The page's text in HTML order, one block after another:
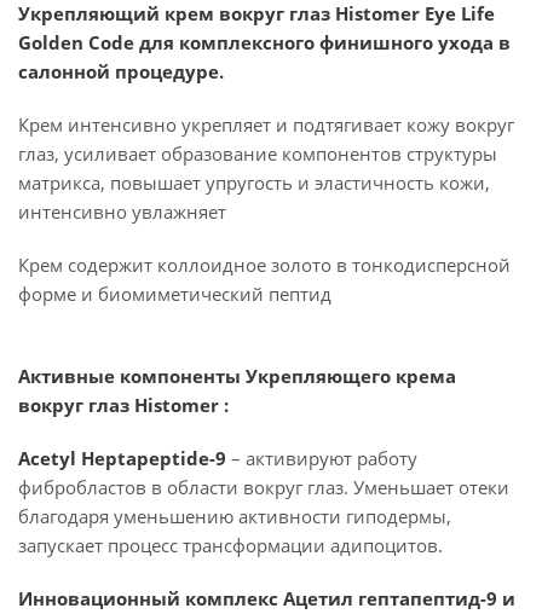
Укрепляющий крем вокруг глаз Histomer Eye Life
Golden Code для комплексного финишного ухода в
салонной процедуре.
Крем интенсивно укрепляет и подтягивает кожу вокруг
глаз, усиливает образование компонентов структуры
матрикса, повышает упругость и эластичность кожи,
интенсивно увлажняет
Крем содержит коллоидное золото в тонкодисперсной
форме и биомиметический пептид
Активные компоненты Укрепляющего крема
вокруг глаз Histomer :
Acetyl Heptapeptide-9 – активируют работу
фибробластов в области вокруг глаз. Уменьшает отеки
благодаря уменьшению активности гиподермы,
запускает процесс трансформации адипоцитов.
Инновационный комплекс Ацетил гептапептид-9 и